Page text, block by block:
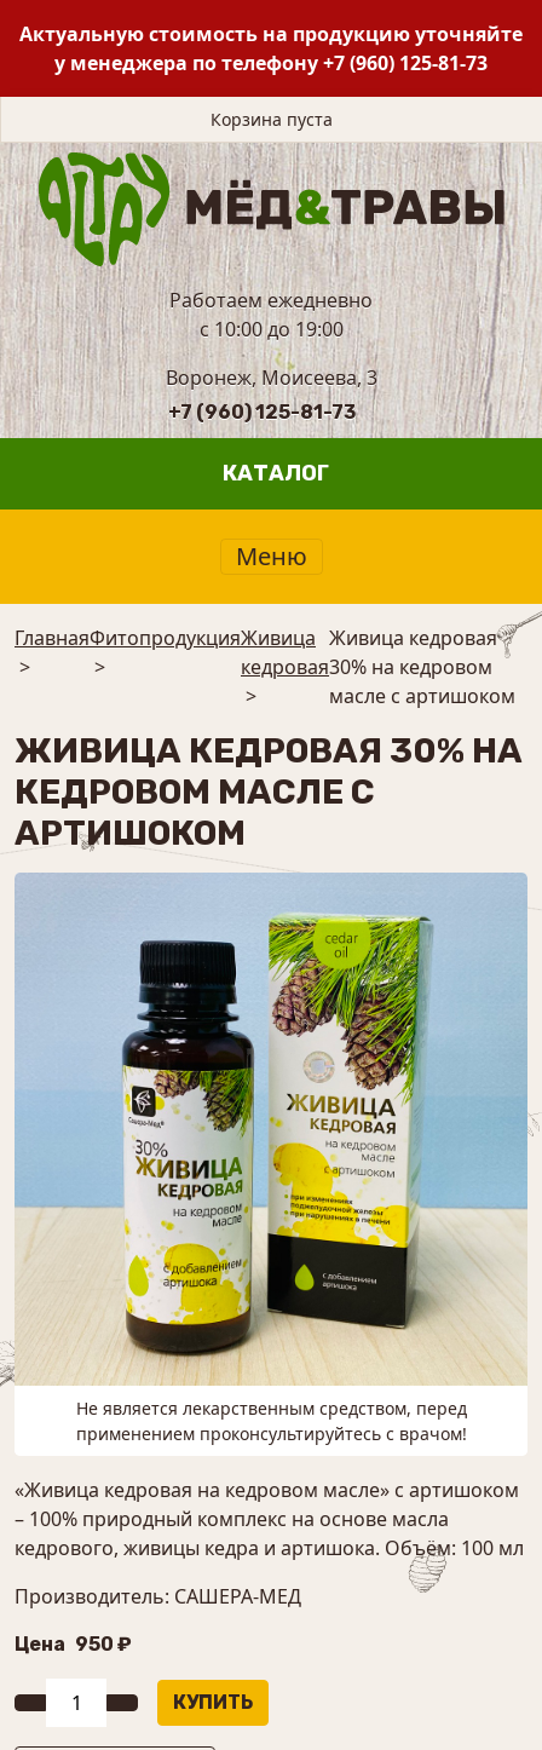
Актуальную стоимость на продукцию уточняйте
у менеджера по телефону+7 (960) 125-81-73
Корзина пуста
Работаем ежедневно
с 10:00 до 19:00
Воронеж, Моисеева, 3
+7 (960) 125-81-73
КАТАЛОГ
Меню
Главная
>
Фитопродукция
>
Живица
кедровая
>
Живица кедровая
30% на кедровом
масле с артишоком
ЖИВИЦА КЕДРОВАЯ 30% НА
КЕДРОВОМ МАСЛЕ С
АРТИШОКОМ
Не является лекарственным средством, перед
применением проконсультируйтесь с врачом!
«Живица кедровая на кедровом масле» с артишоком
– 100% природный комплекс на основе масла
кедрового, живицы кедра и артишока. Объём: 100 мл
Производитель: САШЕРА-МЕД
Цена 950 ₽